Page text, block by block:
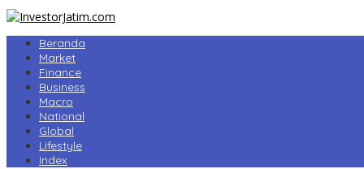
Beranda
Market
Finance
Business
Macro
National
Global
Lifestyle
Index